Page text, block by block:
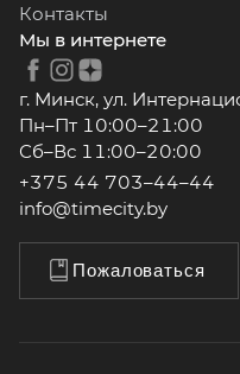
Контакты
Мы в интернете
г. Минск, ул.
Пн–Пт 10:00–21:00
Сб–Вс 11:00–20:00
+375 44 703–44–44
info@timecity.by
Пожаловаться